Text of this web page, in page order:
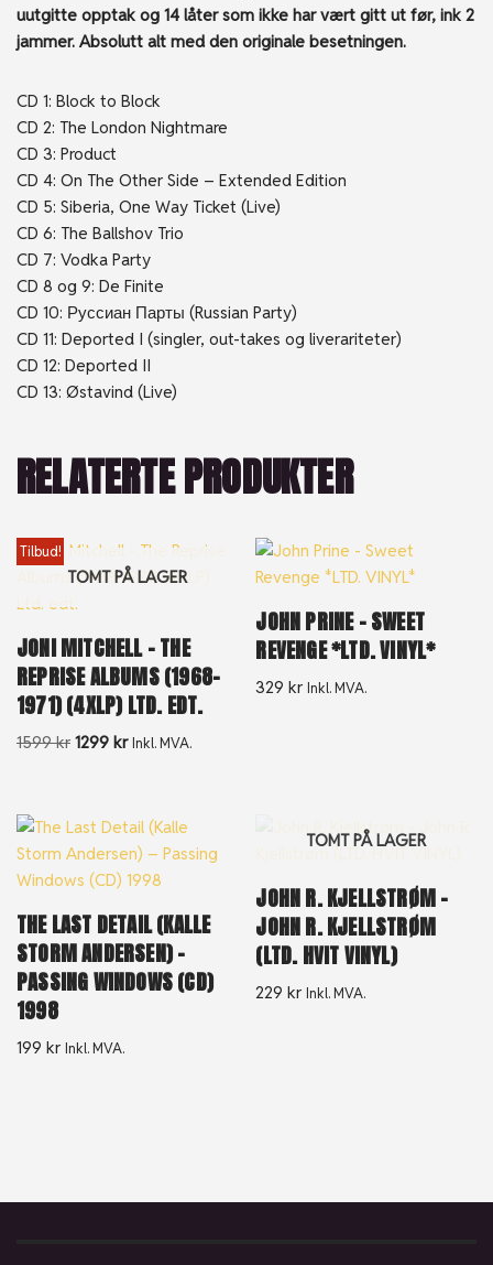
uutgitte opptak og 14 låter som ikke har vært gitt ut før, ink 2
jammer. Absolutt alt med den originale besetningen.
CD 1: Block to Block
CD 2: The London Nightmare
CD 3: Product
CD 4: On The Other Side – Extended Edition
CD 5: Siberia, One Way Ticket (Live)
CD 6: The Ballshov Trio
CD 7: Vodka Party
CD 8 og 9: De Finite
CD 10: Руссиан Парты (Russian Party)
CD 11: Deported I (singler, out-takes og liverariteter)
CD 12: Deported II
CD 13: Østavind (Live)
RELATERTE PRODUKTER
TOMT PÅ LAGER
Tilbud!
JONI MITCHELL – THE
REPRISE ALBUMS (1968-
1971) (4XLP) LTD. EDT.
1599kr 1299 kr Inkl. MVA.
JOHN PRINE – SWEET
REVENGE *LTD. VINYL*
329kr Inkl. MVA.
THE LAST DETAIL (KALLE
STORM ANDERSEN) –
PASSING WINDOWS (CD)
1998
199 kr Inkl. MVA.
TOMT PÅ LAGER
JOHN R. KJELLSTRØM –
JOHN R. KJELLSTRØM
(LTD. HVIT VINYL)
229kr Inkl. MVA.